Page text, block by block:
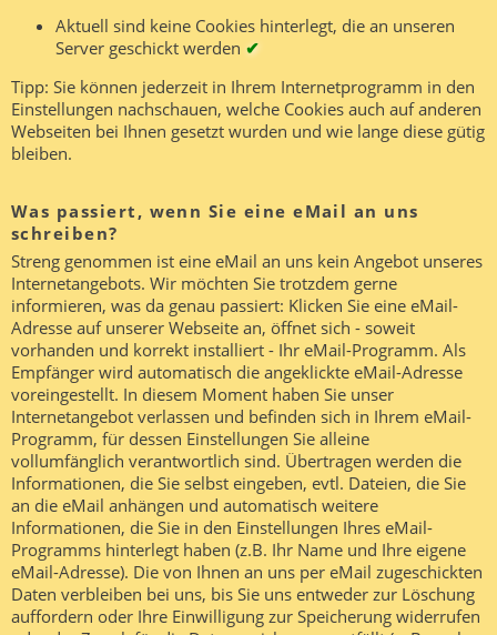
Aktuell sind keine Cookies hinterlegt, die an unseren
Server geschickt werden ✔
Tipp: Sie können jederzeit in Ihrem Internetprogramm in den
Einstellungen nachschauen, welche Cookies auch auf anderen
Webseiten bei Ihnen gesetzt wurden und wie lange diese gütig
bleiben.
Was passiert, wenn Sie eine eMail an uns
schreiben?
Streng genommen ist eine eMail an uns kein Angebot unseres
Internetangebots. Wir möchten Sie trotzdem gerne
informieren, was da genau passiert: Klicken Sie eine eMail-
Adresse auf unserer Webseite an, öffnet sich - soweit
vorhanden und korrekt installiert - Ihr eMail-Programm. Als
Empfänger wird automatisch die angeklickte eMail-Adresse
voreingestellt. In diesem Moment haben Sie unser
Internetangebot verlassen und befinden sich in Ihrem eMail-
Programm, für dessen Einstellungen Sie alleine
vollumfänglich verantwortlich sind. Übertragen werden die
Informationen, die Sie selbst eingeben, evtl. Dateien, die Sie
an die eMail anhängen und automatisch weitere
Informationen, die Sie in den Einstellungen Ihres eMail-
Programms hinterlegt haben (z.B. Ihr Name und Ihre eigene
eMail-Adresse). Die von Ihnen an uns per eMail zugeschickten
Daten verbleiben bei uns, bis Sie uns entweder zur Löschung
auffordern oder Ihre Einwilligung zur Speicherung widerrufen